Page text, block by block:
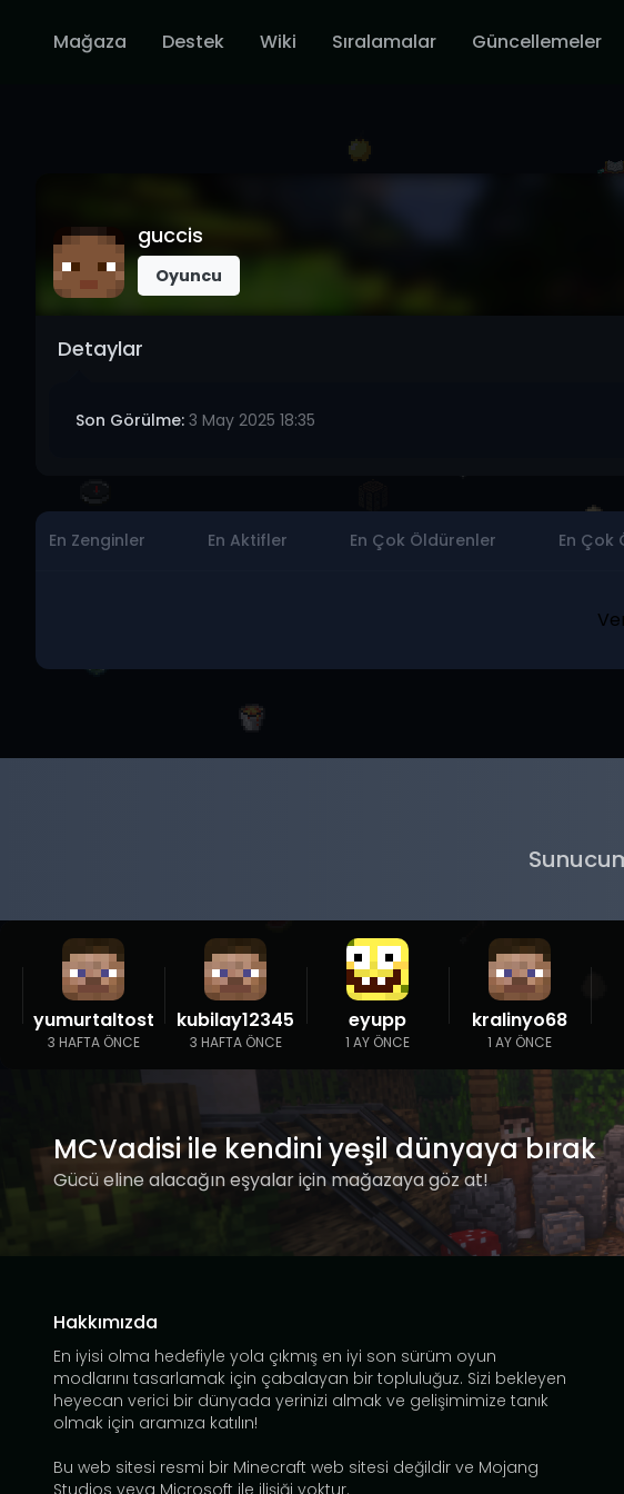
Mağaza Destek Wiki Sıralamalar Güncellemeler
guccis
Oyuncu
Detaylar
Son Görülme: 3 May 2025 18:35
En Zenginler En Aktifler En Çok Öldürenler En Çok
yumurtaltost
3 HAFTA ÖNCE
kubilay12345
3 HAFTA ÖNCE
eyupp
1 AY ÖNCE
kralinyo68
1 AY ÖNCE
MCVadisi ile kendini yeşil dünyaya bırak
Gücü eline alacağın eşyalar için mağazaya göz at!
Hakkımızda
En iyisi olma hedefiyle yola çıkmış en iyi son sürüm oyun
modlarını tasarlamak için çabalayan bir topluluğuz. Sizi bekleyen
heyecan verici bir dünyada yerinizi almak ve gelişimimize tanık
olmak için aramıza katılın!
Bu web sitesi resmi bir Minecraft web sitesi değildir ve Mojang
Studios veya Microsoft ile ilişiği yoktur.